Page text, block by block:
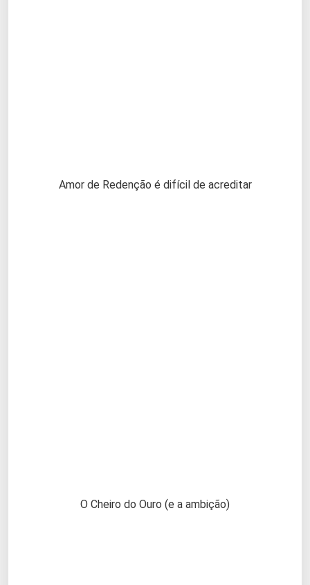
Amor de Redenção é difícil de acreditar
O Cheiro do Ouro (e a ambição)